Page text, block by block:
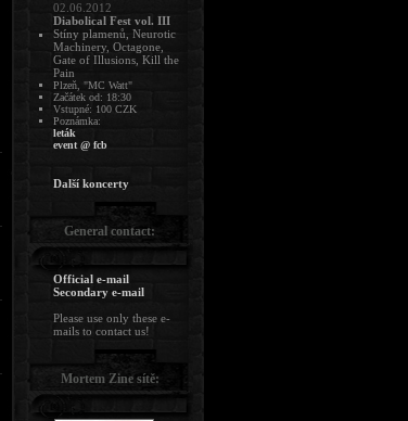
02.06.2012
Diabolical Fest vol. III
Stíny plamenů, Neurotic
Machinery, Octagone,
Gate of Illusions, Kill the
Pain
Plzeň, "MC Watt"
Začátek od: 18:30
Vstupné: 100 CZK
Poznámka:
leták
event @ fcb
Další koncerty
General contact:
Official e-mail
Secondary e-mail
Please use only these e-
mails to contact us!
Mortem Zine sítě: